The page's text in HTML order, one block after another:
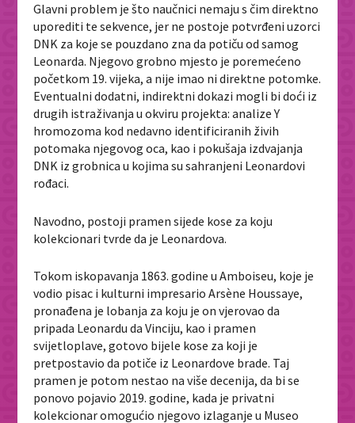
Glavni problem je što naučnici nemaju s čim direktno
uporediti te sekvence, jer ne postoje potvrđeni uzorci
DNK za koje se pouzdano zna da potiču od samog
Leonarda. Njegovo grobno mjesto je poremećeno
početkom 19. vijeka, a nije imao ni direktne potomke.
Eventualni dodatni, indirektni dokazi mogli bi doći iz
drugih istraživanja u okviru projekta: analize Y
hromozoma kod nedavno identificiranih živih
potomaka njegovog oca, kao i pokušaja izdvajanja
DNK iz grobnica u kojima su sahranjeni Leonardovi
rođaci.
Navodno, postoji pramen sijede kose za koju
kolekcionari tvrde da je Leonardova.
Tokom iskopavanja 1863. godine u Amboiseu, koje je
vodio pisac i kulturni impresario Arsène Houssaye,
pronađena je lobanja za koju je on vjerovao da
pripada Leonardu da Vinciju, kao i pramen
svijetloplave, gotovo bijele kose za koji je
pretpostavio da potiče iz Leonardove brade. Taj
pramen je potom nestao na više decenija, da bi se
ponovo pojavio 2019. godine, kada je privatni
kolekcionar omogućio njegovo izlaganje u Museo